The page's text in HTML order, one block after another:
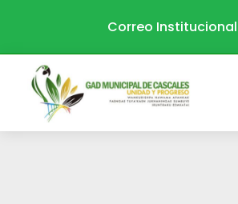
Correo Institucional